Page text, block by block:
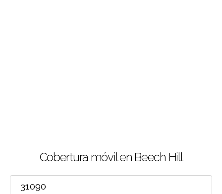
Cobertura móvil en Beech Hill